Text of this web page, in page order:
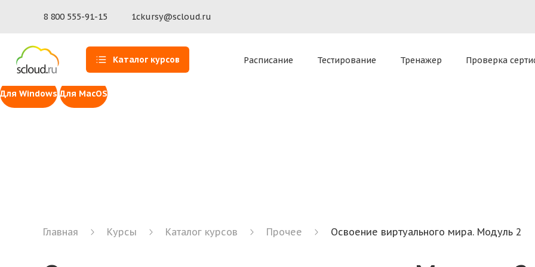
Установите программу Scloud.ru — наше собственное приложение для комплексной работы
Инструмент для удаленной помощи Scloud
Сервис удаленного доступа к рабочей станции пользователя — позволяет оказать экспертную поддержку
Для Windows Для MacOS
8 800 555-91-15 1ckursy@scloud.ru
Каталог курсов Расписание Тестирование Тренажер Проверка
Главная Курсы Каталог курсов Прочее Освоение виртуального мира. Модуль 2